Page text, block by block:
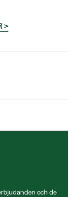
>
och de